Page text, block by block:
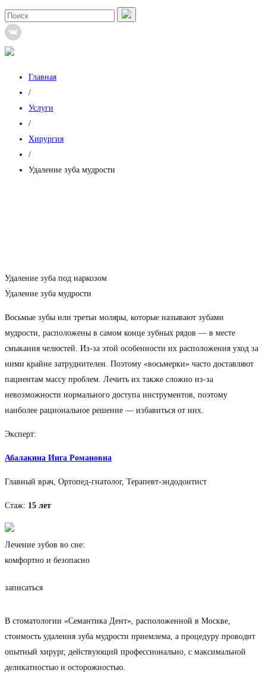
Главная
/
Услуги
/
Хирургия
/
Удаление зуба мудрости
Удаление зуба под наркозом
Удаление зуба мудрости
Восьмые зубы или третьи моляры, которые называют зубами
мудрости, расположены в самом конце зубных рядов — в месте
смыкания челюстей. Из-за этой особенности их расположения уход за
ними крайне затруднителен. Поэтому «восьмерки» часто доставляют
пациентам массу проблем. Лечить их также сложно из-за
невозможности нормального доступа инструментов, поэтому
наиболее рациональное решение — избавиться от них.
Эксперт:
Абалакина Инга Романовна
Главный врач, Ортопед-гнатолог, Терапевт-эндодонтист
Стаж: 15 лет
Лечение зубов во сне:
комфортно и безопасно
записаться
В стоматологии «Семантика Дент», расположенной в Москве,
стоимость удаления зуба мудрости приемлема, а процедуру проводит
опытный хирург, действующий профессионально, с максимальной
деликатностью и осторожностью.